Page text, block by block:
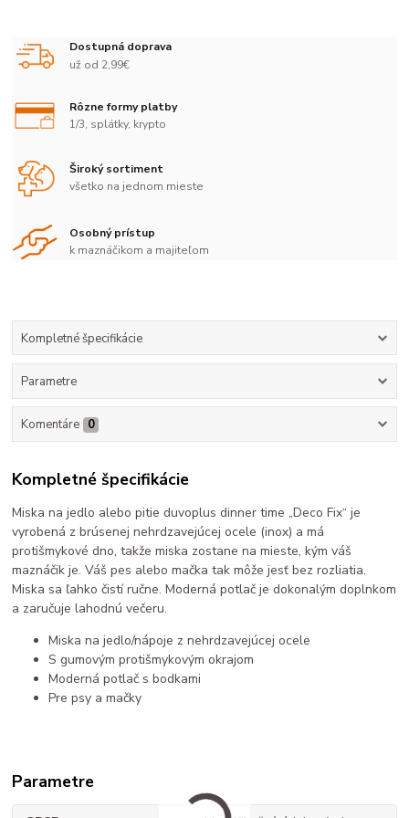
Dostupná doprava
už od 2,99€
Rôzne formy platby
1/3, splátky, krypto
Široký sortiment
všetko na jednom mieste
Osobný prístup
k maznáčikom a majiteľom
Kompletné špecifikácie
Parametre
Komentáre 0
Kompletné špecifikácie
Miska na jedlo alebo pitie duvoplus dinner time „Deco Fix“ je
vyrobená z brúsenej nehrdzavejúcej ocele (inox) a má
protišmykové dno, takže miska zostane na mieste, kým váš
maznáčik je. Váš pes alebo mačka tak môže jesť bez rozliatia.
Miska sa ľahko čistí ručne. Moderná potlač je dokonalým doplnkom
a zaručuje lahodnú večeru.
Miska na jedlo/nápoje z nehrdzavejúcej ocele
S gumovým protišmykovým okrajom
Moderná potlač s bodkami
Pre psy a mačky
Parametre